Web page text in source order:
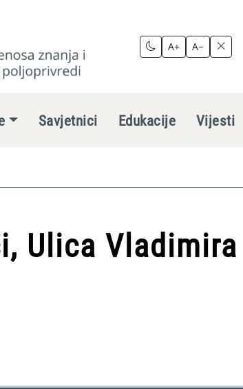
A+ A−
Savjetnici Edukacije Vijesti
Ulica